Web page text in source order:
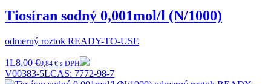
Tiosíran sodný 0,001mol/l (N/1000)
odmerný roztok READY-TO-USE
1L8,00 €9,84 € s DPH
V00383-5LCAS: 7772-98-7